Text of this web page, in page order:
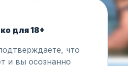
для 18+
что
и вы осознанно